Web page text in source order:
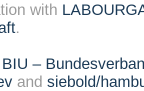
with
.
BIU –
and siebold/